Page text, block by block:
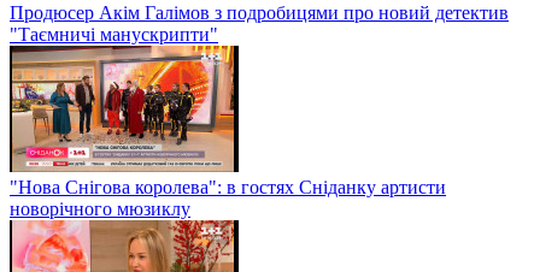
Продюсер Акім Галімов з подробицями про новий детектив
"Таємничі манускрипти"
"Нова Снігова королева": в гостях Сніданку артисти
новорічного мюзиклу